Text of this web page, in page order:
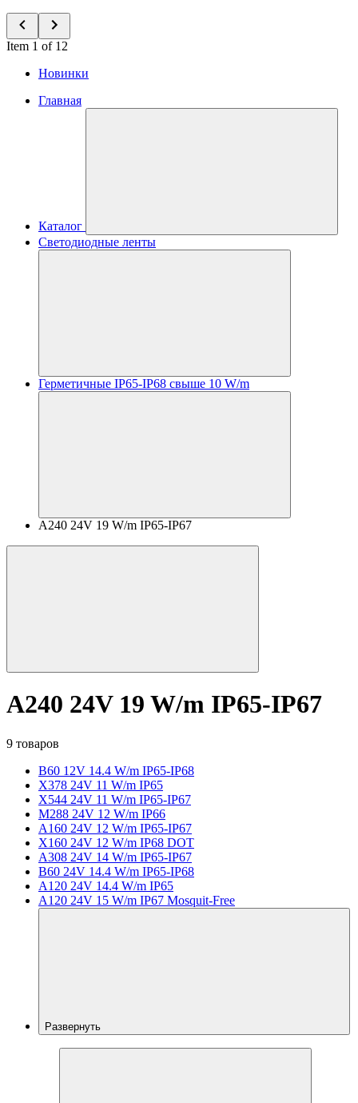
Item 1 of 12
Новинки
Главная
Каталог
Светодиодные ленты
Герметичные IP65-IP68 свыше 10 W/m
A240 24V 19 W/m IP65-IP67
A240 24V 19 W/m IP65-IP67
9 товаров
B60 12V 14.4 W/m IP65-IP68
X378 24V 11 W/m IP65
X544 24V 11 W/m IP65-IP67
M288 24V 12 W/m IP66
A160 24V 12 W/m IP65-IP67
X160 24V 12 W/m IP68 DOT
A308 24V 14 W/m IP65-IP67
B60 24V 14.4 W/m IP65-IP68
A120 24V 14.4 W/m IP65
A120 24V 15 W/m IP67 Mosquit-Free
Развернуть